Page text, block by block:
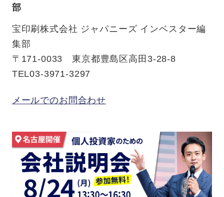
部
宝印刷株式会社 ジャパニーズ インベスター編
集部
〒171-0033 東京都豊島区高田3-28-8
TEL03-3971-3297
メールでのお問合わせ